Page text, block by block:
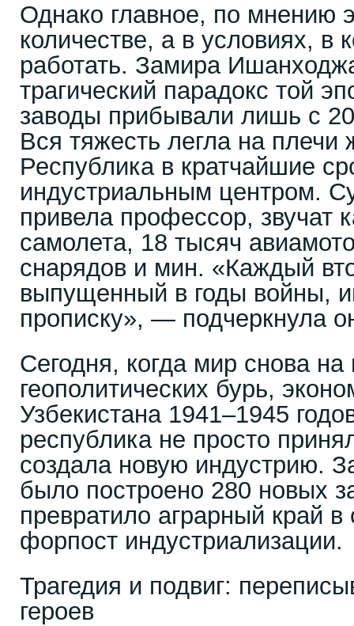
Однако главное, по мнению
количестве, а в условиях, в
работать. Замира
трагический парадокс той
заводы прибывали лишь с
Вся тяжесть легла на
Республика в кратчайшие
индустриальным центром.
привела профессор, звучат
самолета, 18 тысяч
снарядов и мин. «Каждый
выпущенный в годы войны,
прописку», — подчеркнула
Сегодня, когда мир снова на
геополитических бурь,
Узбекистана 1941–1945
республика не просто
создала новую индустрию.
было построено 280 новых
превратило аграрный край в
форпост индустриализации.
Трагедия и подвиг:
героев